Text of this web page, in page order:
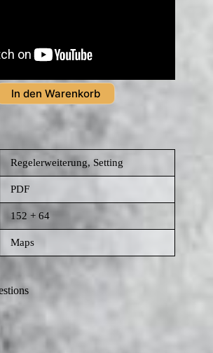
In den Warenkorb
Regelerweiterung, Setting
PDF
152 + 64
Maps